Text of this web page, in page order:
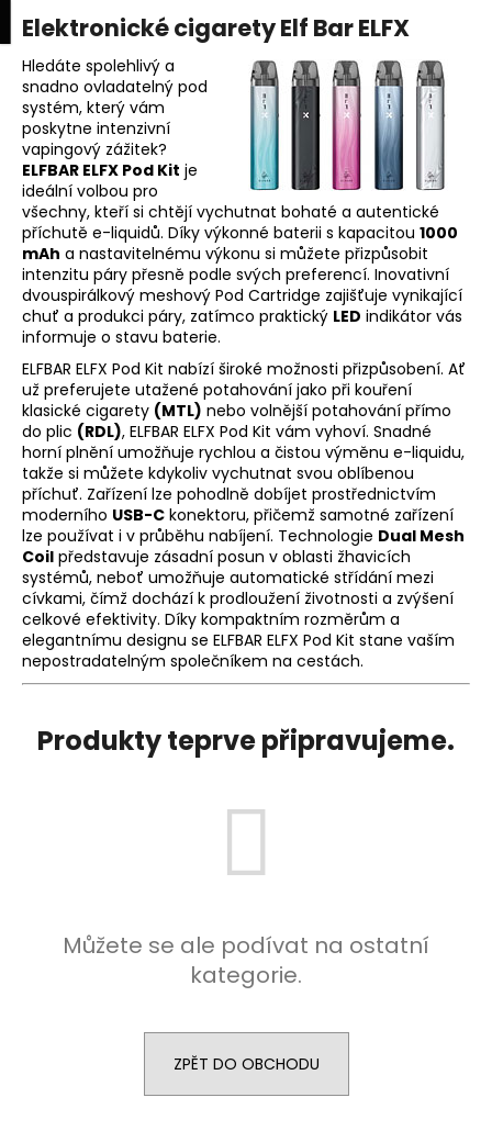
Přejít
na
obsah
Elektronické cigarety Elf Bar ELFX
Hledáte spolehlivý a
snadno ovladatelný pod
systém, který vám
poskytne intenzivní
vapingový zážitek?
ELFBAR ELFX Pod Kit je
ideální volbou pro
všechny, kteří si chtějí vychutnat bohaté a autentické
příchutě e-liquidů. Díky výkonné baterii s kapacitou 1000
mAh a nastavitelnému výkonu si můžete přizpůsobit
intenzitu páry přesně podle svých preferencí. Inovativní
dvouspirálkový meshový Pod Cartridge zajišťuje vynikající
chuť a produkci páry, zatímco praktický LED indikátor vás
informuje o stavu baterie.
ELFBAR ELFX Pod Kit nabízí široké možnosti přizpůsobení. Ať
už preferujete utažené potahování jako při kouření
klasické cigarety (MTL) nebo volnější potahování přímo
do plic (RDL), ELFBAR ELFX Pod Kit vám vyhoví. Snadné
horní plnění umožňuje rychlou a čistou výměnu e-liquidu,
takže si můžete kdykoliv vychutnat svou oblíbenou
příchuť. Zařízení lze pohodlně dobíjet prostřednictvím
moderního USB-C konektoru, přičemž samotné zařízení
lze používat i v průběhu nabíjení. Technologie Dual Mesh
Coil představuje zásadní posun v oblasti žhavicích
systémů, neboť umožňuje automatické střídání mezi
cívkami, čímž dochází k prodloužení životnosti a zvýšení
celkové efektivity. Díky kompaktním rozměrům a
elegantnímu designu se ELFBAR ELFX Pod Kit stane vaším
nepostradatelným společníkem na cestách.
Produkty teprve připravujeme.
Můžete se ale podívat na ostatní
kategorie.
ZPĚT DO OBCHODU
o Zpět
Zpět
C
o
p
o
t
ř
e
b
u
j
e
t
e
n
a
j
í
t
?
HLEDAT